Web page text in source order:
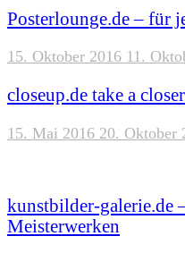
Posterlounge.de – für
15. Oktober 2016 11.
closeup.de take a
15. Mai 2016 20. Oktober
kunstbilder-galerie.de
Meisterwerken